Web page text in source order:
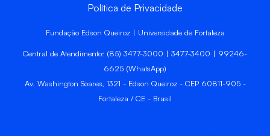
Política de Privacidade
Fundação Edson Queiroz | Universidade de Fortaleza
Central de Atendimento: (85) 3477-3000 | 3477-3400 | 99246-
6625 (WhatsApp)
Av. Washington Soares, 1321 - Edson Queiroz - CEP 60811-905 -
Fortaleza / CE - Brasil